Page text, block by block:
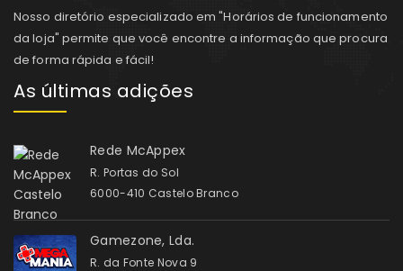
Nosso diretório especializado em "Horários de funcionamento
da loja" permite que você encontre a informação que procura
de forma rápida e fácil!
As últimas adições
Rede McAppex
R. Portas do Sol
6000-410 Castelo Branco
Gamezone, Lda.
R. da Fonte Nova 9